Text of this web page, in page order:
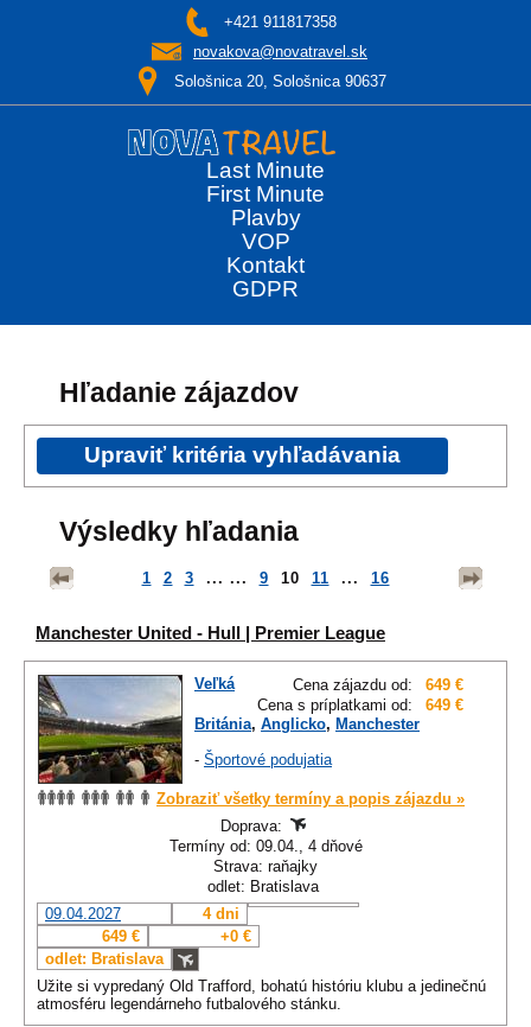
+421 911817358
novakova@novatravel.sk
Sološnica 20, Sološnica 90637
Last Minute
First Minute
Plavby
VOP
Kontakt
GDPR
Hľadanie zájazdov
Výsledky hľadania
1 2 3 ... ... 9 10 11 ... 16
Manchester United - Hull | Premier League
Cena zájazdu od:
649 €
Cena s príplatkami od:
649 €
Veľká
Británia, Anglicko, Manchester
- Športové podujatia
Zobraziť všetky termíny a popis zájazdu »
Doprava:
Termíny od: 09.04., 4 dňové
Strava: raňajky
odlet: Bratislava
09.04.2027
4 dni
649 €
+0 €
odlet: Bratislava
Užite si vypredaný Old Trafford, bohatú históriu klubu a jedinečnú
atmosféru legendárneho futbalového stánku.